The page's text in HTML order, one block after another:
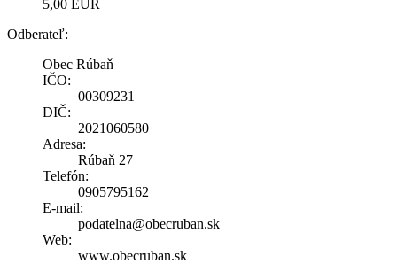
5,00 EUR
Odberateľ:
Obec Rúbaň
IČO:
00309231
DIČ:
2021060580
Adresa:
Rúbaň 27
Telefón:
0905795162
E-mail:
podatelna@obecruban.sk
Web:
www.obecruban.sk